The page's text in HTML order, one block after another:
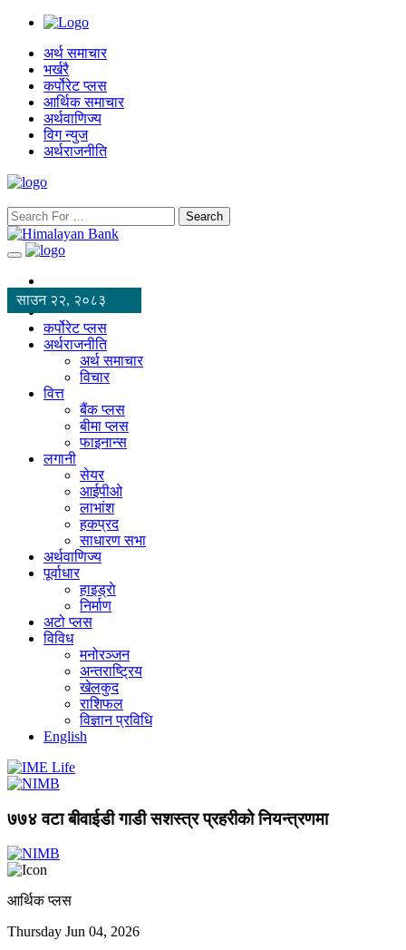
अर्थ समाचार
भर्खरै
कर्पोरेट प्लस
आर्थिक समाचार
अर्थवाणिज्य
विग न्युज
अर्थराजनीति
Search
साउन २२, २०८३
कर्पोरेट प्लस
अर्थराजनीति
अर्थ समाचार
विचार
वित्त
बैंक प्लस
बीमा प्लस
फाइनान्स
लगानी
सेयर
आईपीओ
लाभांश
हकप्रद
साधारण सभा
अर्थवाणिज्य
पूर्वाधार
हाइड्राे
निर्माण
अटो प्लस
विविध
मनोरञ्जन
अन्तराष्ट्रिय
खेलकुद
राशिफल
विज्ञान प्रविधि
English
७७४ वटा बीवाईडी गाडी सशस्त्र प्रहरीको नियन्त्रणमा
आर्थिक प्लस
Thursday Jun 04, 2026